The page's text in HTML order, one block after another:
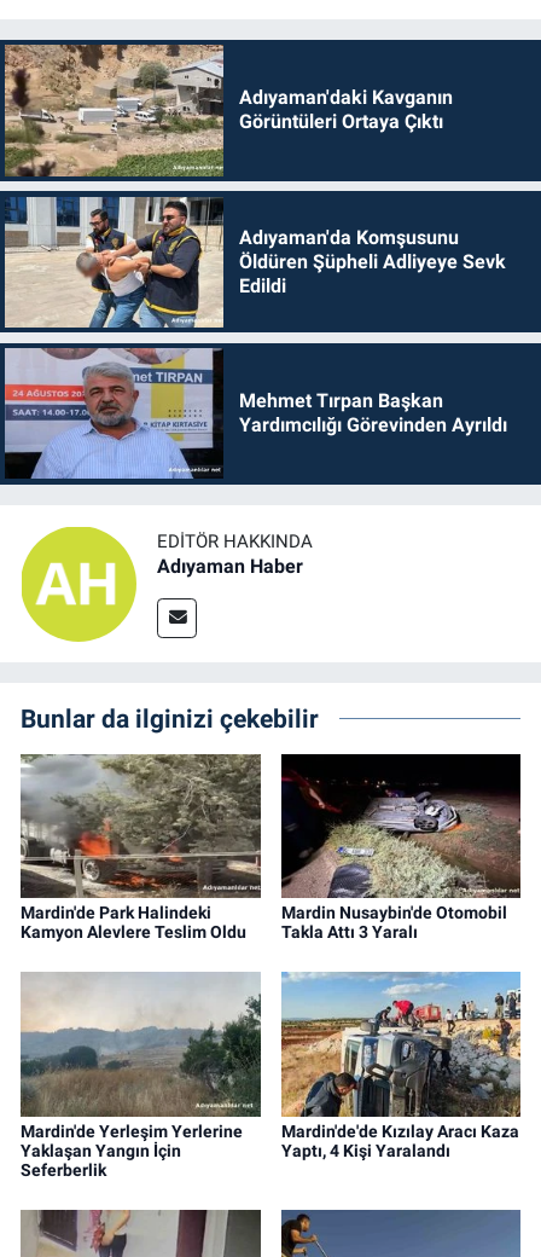
Adıyaman'daki Kavganın
Görüntüleri Ortaya Çıktı
Adıyaman'da Komşusunu
Öldüren Şüpheli Adliyeye Sevk
Edildi
Mehmet Tırpan Başkan
Yardımcılığı Görevinden Ayrıldı
EDITÖR HAKKINDA
Adıyaman Haber
Bunlar da ilginizi çekebilir
Mardin'de Park Halindeki
Kamyon Alevlere Teslim Oldu
Mardin Nusaybin'de Otomobil
Takla Attı 3 Yaralı
Mardin'de Yerleşim Yerlerine
Yaklaşan Yangın İçin
Seferberlik
Mardin'de'de Kızılay Aracı Kaza
Yaptı, 4 Kişi Yaralandı